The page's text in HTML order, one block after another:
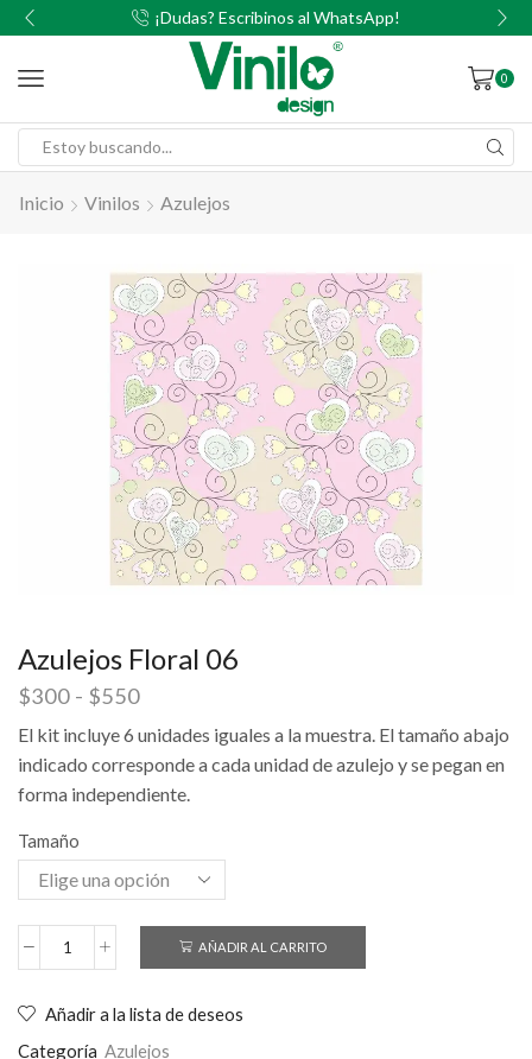
¡Dudas? Escribinos al WhatsApp!
0
Inicio Vinilos Azulejos
Azulejos Floral 06
$300 - $550
El kit incluye 6 unidades iguales a la muestra. El tamaño abajo
indicado corresponde a cada unidad de azulejo y se pegan en
forma independiente.
Tamaño
AÑADIR AL CARRITO
Añadir a la lista de deseos
Categoría Azulejos